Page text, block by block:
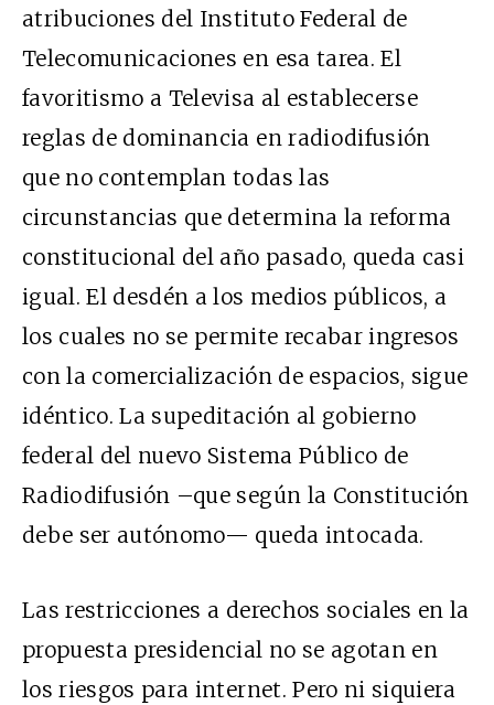
atribuciones del Instituto Federal de
Telecomunicaciones en esa tarea. El
favoritismo a Televisa al establecerse
reglas de dominancia en radiodifusión
que no contemplan todas las
circunstancias que determina la reforma
constitucional del año pasado, queda casi
igual. El desdén a los medios públicos, a
los cuales no se permite recabar ingresos
con la comercialización de espacios, sigue
idéntico. La supeditación al gobierno
federal del nuevo Sistema Público de
Radiodifusión –que según la Constitución
debe ser autónomo— queda intocada.
Las restricciones a derechos sociales en la
propuesta presidencial no se agotan en
los riesgos para internet. Pero ni siquiera